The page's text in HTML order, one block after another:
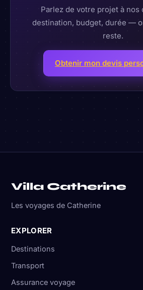
Parlez de votre projet à nos
destination, budget, durée —
reste.
Obtenir mon devis
Villa Catherine
Les voyages de Catherine
EXPLORER
Destinations
Transport
Assurance voyage